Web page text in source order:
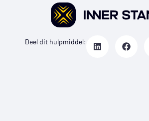
Deel dit hulpmiddel: